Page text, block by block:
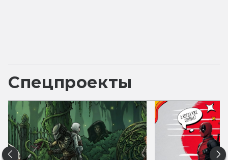
Спецпроекты